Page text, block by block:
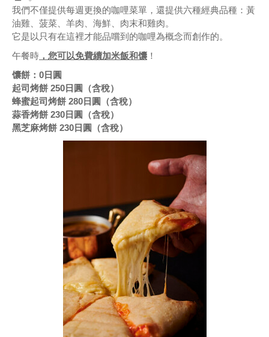
我們不僅提供每週更換的咖哩菜單，還提供六種經典品種：黃
油雞、菠菜、羊肉、海鮮、肉末和雞肉。
它是以只有在這裡才能品嚐到的咖哩為概念而創作的。
午餐時 ，您可以免費續加米飯和馕 ！
馕餅：0日圓
起司烤餅 250日圓（含稅）
蜂蜜起司烤餅 280日圓（含稅）
蒜香烤餅 230日圓（含稅）
黑芝麻烤餅 230日圓（含稅）